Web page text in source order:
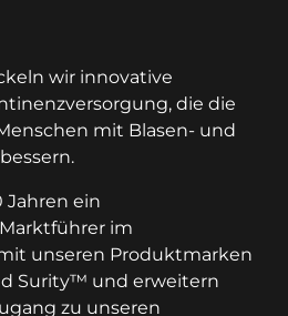
wir innovative
die die
mit Blasen- und
Jahren ein
im
unseren Produktmarken
Surity™ und erweitern
zu unseren